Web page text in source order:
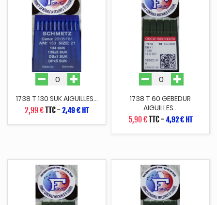
1738 T 130 SUK AIGUILLES...
2,99 €TTC-2,49 € HT
1738 T 60 GEBEDUR
AIGUILLES...
5,90 €TTC-4,92 € HT